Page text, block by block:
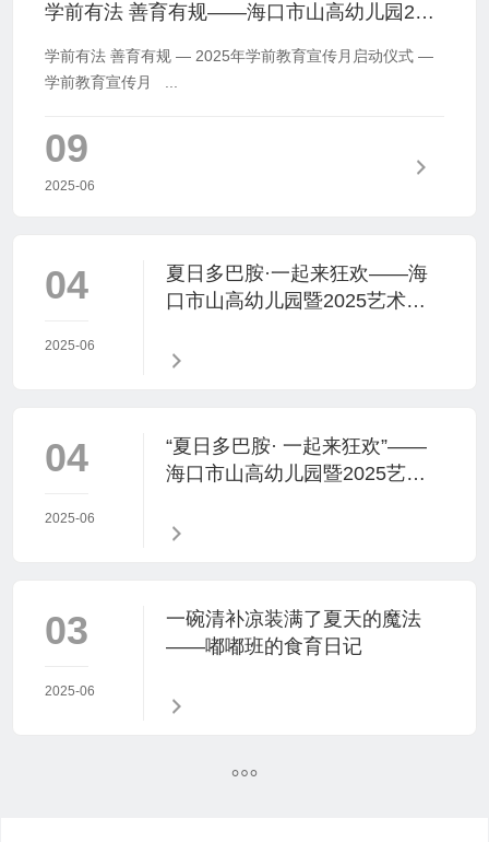
学前有法 善育有规——海口市山高幼儿园2025年学前教育宣传月启动仪式暨《学前教育法》专题学习活动
学前有法 善育有规 — 2025年学前教育宣传月启动仪式 —
学前教育宣传月 ...
09
2025-06
04
2025-06
夏日多巴胺·一起来狂欢——海
口市山高幼儿园暨2025艺术节
04
2025-06
“夏日多巴胺· 一起来狂欢”——
海口市山高幼儿园暨2025艺术
03
2025-06
一碗清补凉装满了夏天的魔法
——嘟嘟班的食育日记